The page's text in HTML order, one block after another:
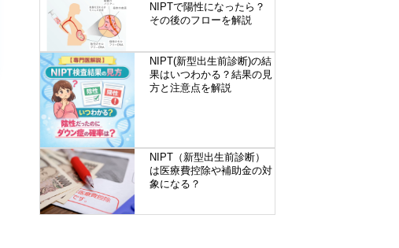
NIPTで陽性になったら？
その後のフローを解説
NIPT(新型出生前診断)の結
果はいつわかる？結果の見
方と注意点を解説
NIPT（新型出生前診断）
は医療費控除や補助金の対
象になる？